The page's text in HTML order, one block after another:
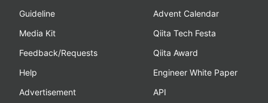
Guideline
Media Kit
Feedback/Requests
Help
Advertisement
Advent Calendar
Qiita Tech Festa
Qiita Award
Engineer White Paper
API